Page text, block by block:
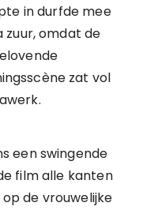
in durfde mee
zuur, omdat de
zat vol
een swingende
film alle kanten
de vrouwelijke